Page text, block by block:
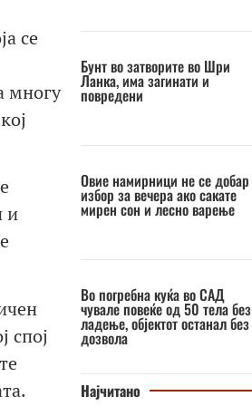
се
многу
и
спој
Бунт во затворите во Шри
Ланка, има загинати и
повредени
Овие намирници не се добар
избор за вечера ако сакате
мирен сон и лесно варење
Во погребна куќа во САД
чувале повеќе од 50 тела без
ладење, објектот останал без
дозвола
Најчитано